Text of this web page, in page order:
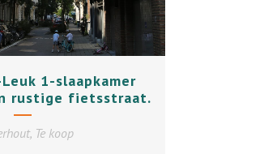
Leuk 1-slaapkamer
rustige fietsstraat.
Te koop